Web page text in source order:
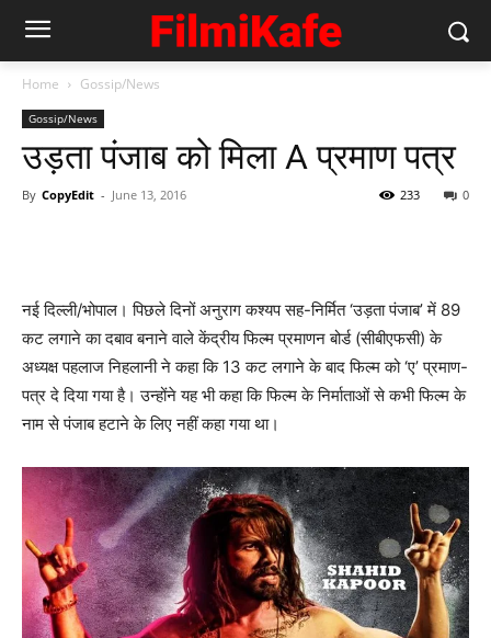
Home Gossip/News
Gossip/News
उड़ता पंजाब को मिला A प्रमाण पत्र
By CopyEdit - June 13, 2016 0
233
नई दिल्ली/भोपाल। पिछले दिनों अनुराग कश्यप सह-निर्मित ‘उड़ता पंजाब’ में 89
कट लगाने का दबाव बनाने वाले केंद्रीय फिल्म प्रमाणन बोर्ड (सीबीएफसी) के
अध्यक्ष पहलाज निहलानी ने कहा कि 13 कट लगाने के बाद फिल्म को ‘ए’ प्रमाण-
पत्र दे दिया गया है। उन्होंने यह भी कहा कि फिल्म के निर्माताओं से कभी फिल्म के
नाम से पंजाब हटाने के लिए नहीं कहा गया था।